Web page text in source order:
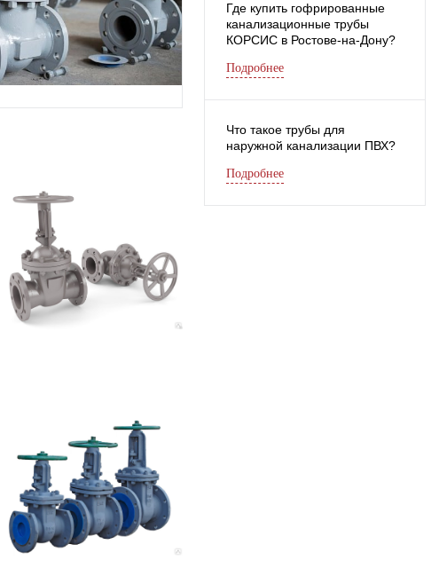
Где купить гофрированные
канализационные трубы
КОРСИС в Ростове-на-Дону?
Подробнее
Что такое трубы для
наружной канализации ПВХ?
Подробнее